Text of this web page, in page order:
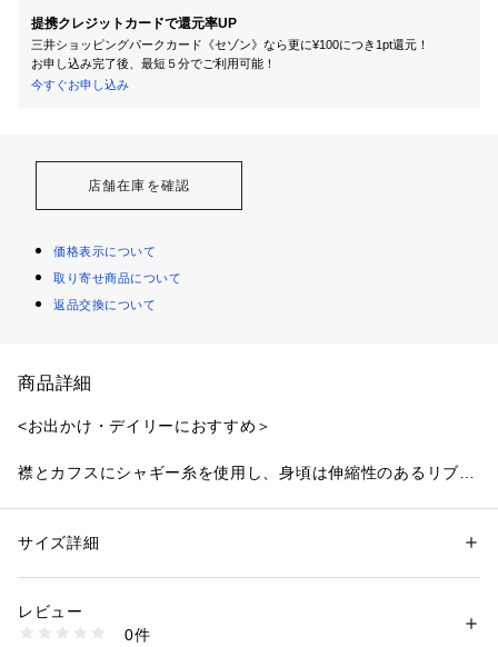
提携クレジットカードで還元率UP
三井ショッピングパークカード《セゾン》なら更に¥100につき1pt還元！
お申し込み完了後、最短５分でご利用可能！
今すぐお申し込み
店舗在庫を確認
価格表示について
取り寄せ商品について
返品交換について
商品詳細
<お出かけ・デイリーにおすすめ＞
襟とカフスにシャギー糸を使用し、身頃は伸縮性のあるリブ編
感なのでボトムスを選ばず、着回し力バツグンなアイテムで
＜素材＞
柔らかくしなやかなハイゲージのリブニットです。
性別：レディース
素材：レーヨン 66% ポリエステル 34%（シャギー部分）ナイロン 77%
生産国：中国製
洗濯：洗濯× 漂白× アイロン110℃ ドライ弱い タンブル乾燥× ウェット×
サイズ詳細
レビュー
0件